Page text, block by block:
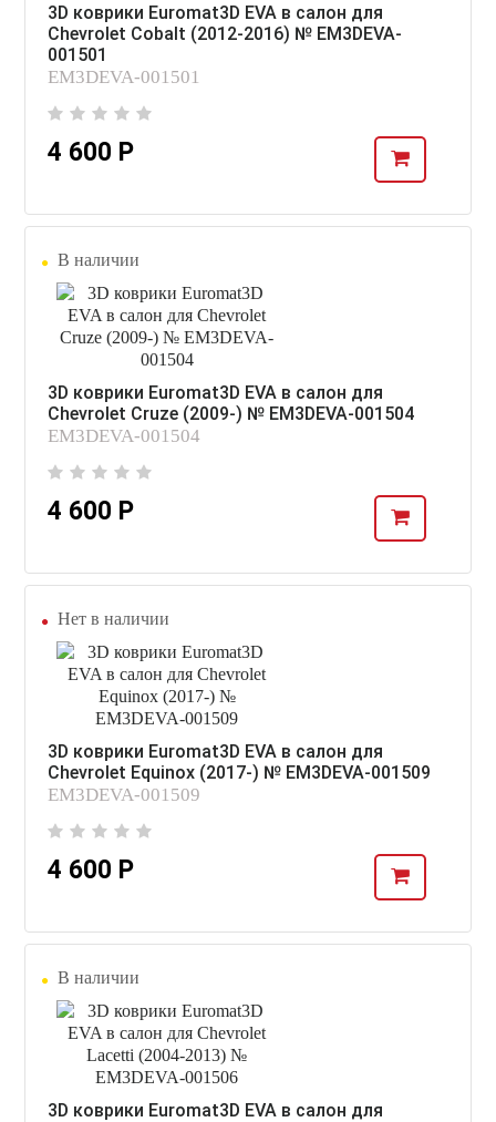
3D коврики Euromat3D EVA в салон для
Chevrolet Cobalt (2012-2016) № EM3DEVA-
001501
EM3DEVA-001501
4 600 Р
В наличии
3D коврики Euromat3D EVA в салон для
Chevrolet Cruze (2009-) № EM3DEVA-001504
EM3DEVA-001504
4 600 Р
Нет в наличии
3D коврики Euromat3D EVA в салон для
Chevrolet Equinox (2017-) № EM3DEVA-001509
EM3DEVA-001509
4 600 Р
В наличии
3D коврики Euromat3D EVA в салон для